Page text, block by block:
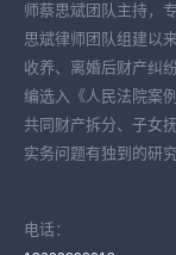
师蔡思斌团队主持，
思斌律师团队组建以
收养、离婚后财产纠
编选入《人民法院案
共同财产拆分、子女
实务问题有独到的研
电话：